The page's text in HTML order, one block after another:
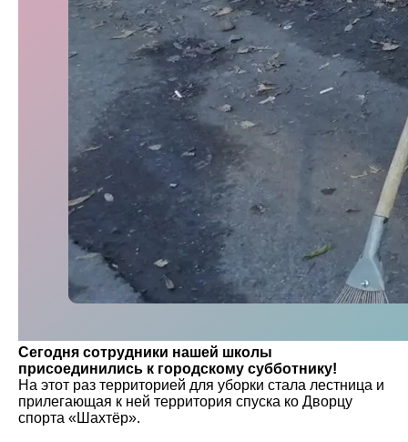
Сегодня сотрудники нашей школы
присоединились к городскому субботнику!
На этот раз территорией для уборки стала лестница и
прилегающая к ней территория спуска ко Дворцу
спорта «Шахтёр».